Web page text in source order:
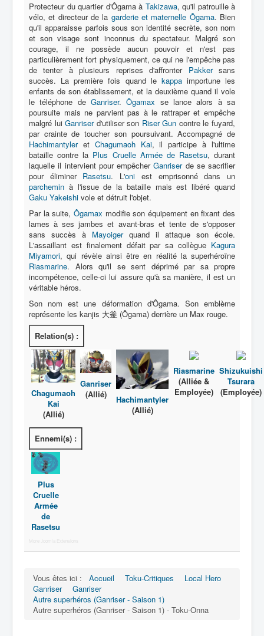
Protecteur du quartier d'Ôgama à Takizawa, qu'il patrouille à
vélo, et directeur de la garderie et maternelle Ôgama. Bien
qu'il apparaisse parfois sous son identité secrète, son nom
et son visage sont inconnus du spectateur. Malgré son
courage, il ne possède aucun pouvoir et n'est pas
particulièrement fort physiquement, ce qui ne l'empêche pas
de tenter à plusieurs reprises d'affronter Pakkersans
succès. La première fois quand le kappaimportune les
enfants de son établissement, et la deuxième quand il vole
le téléphone de Ganriser.Ôgamax se lance alors à sa
poursuite mais ne parvient pas à le rattraper et empêche
malgré luiGanriserd'utiliser son Riser Gun contre le fuyard,
par crainte de toucher son poursuivant. Accompagné de
Hachimantyleret Chagumaoh Kai, il participe à l'ultime
bataille contre la Plus Cruelle Armée de Rasetsu, durant
laquelle il intervient pour empêcherGanriserde se sacrifier
pour éliminer Rasetsu. L'oni est emprisonné dans un
parchemin à l'issue de la bataille mais est libéré quand
Gaku Yakeishi vole et détruit l'objet.
Par la suite, Ôgamax modifie son équipement en fixant des
lames à ses jambes et avant-bras et tente de s'opposer
sans succès à Mayoigerquand il attaque son école.
L'assaillant est finalement défait par sa collègue Kagura
Miyamori, qui révèle ainsi être en réalité la superhéroïne
Riasmarine. Alors qu'il se sent déprimé par sa propre
incompétence, celle-ci lui assure qu'à sa manière, il est un
véritable héros.
Son nom est une déformation d'Ôgama. Son emblème
représente les kanjis 大釜 (Ôgama) derrière un Max rouge.
Relation(s) :
Chagumaoh
Kai
(Allié)
Ganriser
(Allié)
Hachimantyler
(Allié)
Riasmarine
(Alliée &
Employée)
Shizukuishi
Tsurara
(Employée)
Ennemi(s) :
Plus
Cruelle
Armée
de
Rasetsu
More Joomla Extensions
Vous êtes ici : Accueil Toku-Critiques
Local Hero
Ganriser
Ganriser
Autre superhéros (Ganriser - Saison 1)
Autre superhéros (Ganriser - Saison 1) - Toku-Onna